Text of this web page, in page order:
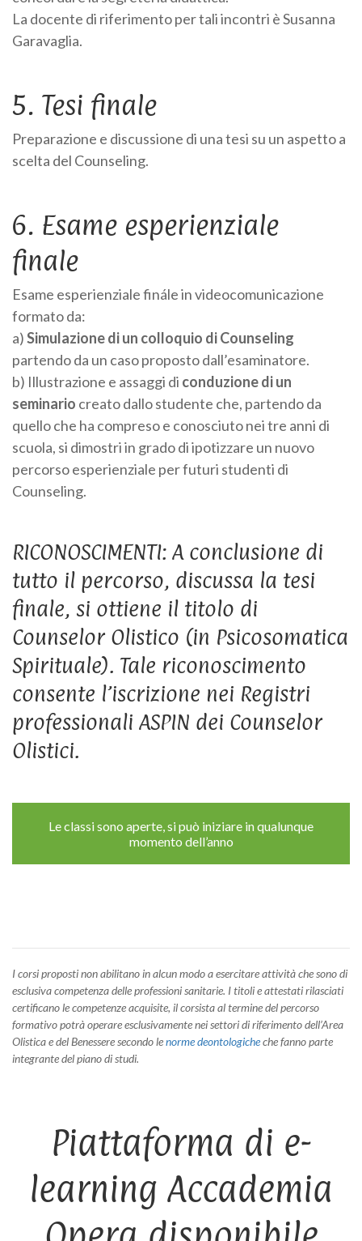
La docente di riferimento per tali incontri è Susanna
Garavaglia.
5. Tesi finale
Preparazione e discussione di una tesi su un aspetto a
scelta del Counseling.
6. Esame esperienziale
finale
Esame esperienziale finále in videocomunicazione
formato da:
a)Simulazione di un colloquio di Counseling
partendo da un caso proposto dall’esaminatore.
b) Illustrazione e assaggi di conduzione di un
seminario creato dallo studente che, partendo da
quello che ha compreso e conosciuto nei tre anni di
scuola, si dimostri in grado di ipotizzare un nuovo
percorso esperienziale per futuri studenti di
Counseling.
RICONOSCIMENTI: A conclusione di
tutto il percorso, discussa la tesi
finale, si ottiene il titolo di
Counselor Olistico (in Psicosomatica
Spirituale). Tale riconoscimento
consente l’iscrizione nei Registri
professionali ASPIN dei Counselor
Olistici.
Le classi sono aperte, si può iniziare in qualunque
momento dell’anno
I corsi proposti non abilitano in alcun modo a esercitare attività che sono di
esclusiva competenza delle professioni sanitarie. I titoli e attestati rilasciati
certificano le competenze acquisite, il corsista al termine del percorso
formativo potrà operare esclusivamente nei settori di riferimento dell’Area
Olistica e del Benessere secondo lenorme deontologicheche fanno parte
integrante del piano di studi.
Piattaforma di e-
learning Accademia